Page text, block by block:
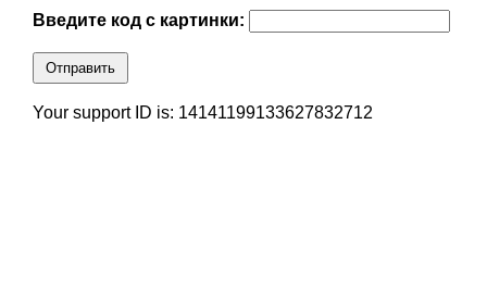
Введите код с картинки:
Отправить
Your support ID is: 14141199133627832712